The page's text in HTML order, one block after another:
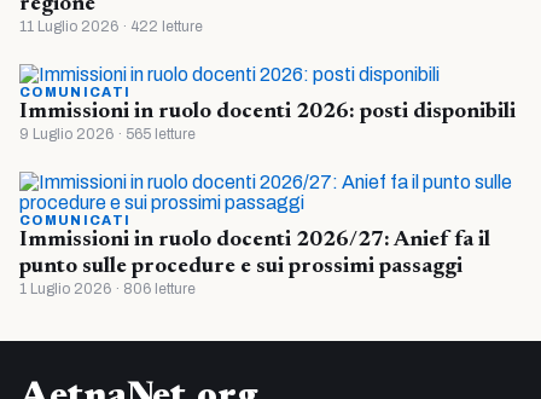
regione
11 Luglio 2026 · 422 letture
COMUNICATI
Immissioni in ruolo docenti 2026: posti disponibili
9 Luglio 2026 · 565 letture
COMUNICATI
Immissioni in ruolo docenti 2026/27: Anief fa il
punto sulle procedure e sui prossimi passaggi
1 Luglio 2026 · 806 letture